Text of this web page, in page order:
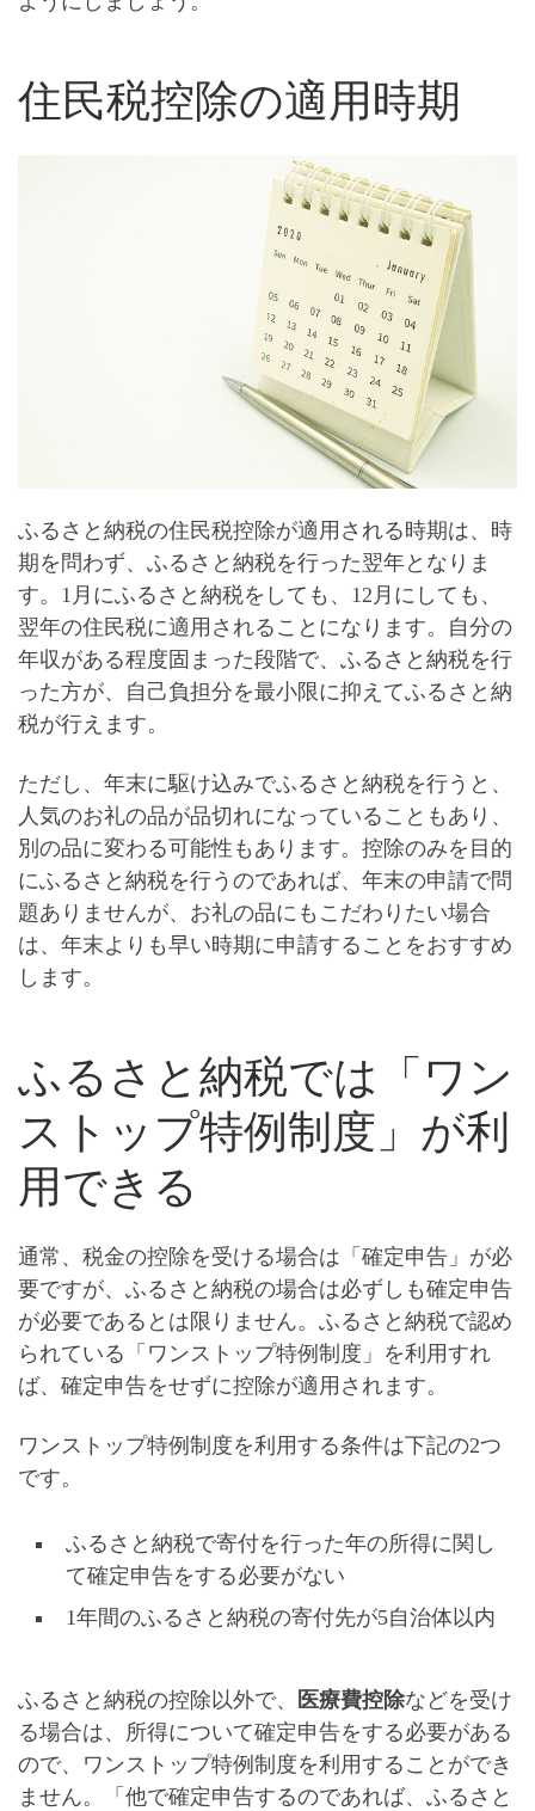
住民税控除の適用時期
ふるさと納税の住民税控除が適用される時期は、時
期を問わず、 ふるさと納税を行った翌年となりま
す。1月にふるさと納税をしても、12月にしても、
翌年の住民税に適用されることになります。自分の
年収がある程度固まった段階で、ふるさと納税を行
った方が、自己負担分を最小限に抑えてふるさと納
税が行えます。
ただし、 年末に駆け込みでふるさと納税を行うと、
人気のお礼の品が品切れになっていることもあり、
別の品に変わる可能性もあります。控除のみを目的
にふるさと納税を行うのであれば、年末の申請で問
題ありませんが、お礼の品にもこだわりたい場合
は、年末よりも早い時期に申請することをおすすめ
します。
ふるさと納税では「ワン
ストップ特例制度」が利
用できる
通常、税金の控除を受ける場合は「 確定申告 」が必
要ですが、ふるさと納税の場合は必ずしも確定申告
が必要であるとは限りません。ふるさと納税で認め
られている 「ワンストップ特例制度」を利用すれ
ば、確定申告をせずに控除が適用されます。
ワンストップ特例制度を利用する条件は下記の2つ
です。
ふるさと納税で寄付を行った年の所得に関し
て確定申告をする必要がない
1年間のふるさと納税の寄付先が5自治体以内
ふるさと納税の控除以外で、 医療費控除などを受け
る場合は、所得について確定申告をする必要がある
ので、ワンストップ特例制度を利用することができ
ません。「 他で確定申告するのであれば、ふるさと